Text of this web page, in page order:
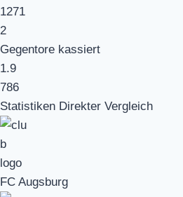
1271
2
Gegentore kassiert
1.9
786
Statistiken Direkter Vergleich
FC Augsburg